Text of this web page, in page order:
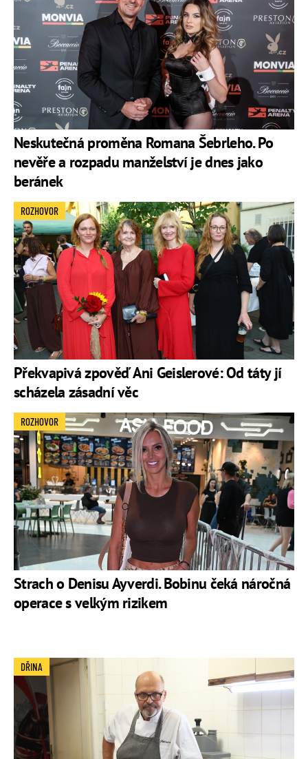
Neskutečná proměna Romana Šebrleho. Po
nevěře a rozpadu manželství je dnes jako
beránek
Překvapivá zpověď Ani Geislerové: Od táty jí
scházela zásadní věc
ROZHOVOR
Strach o Denisu Ayverdi. Bobinu čeká náročná
operace s velkým rizikem
ROZHOVOR
DŘINA